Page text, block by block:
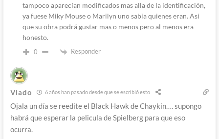
tampoco aparecían modificados mas alla de la identificación,
ya fuese Miky Mouse o Marilyn uno sabia quienes eran. Asi
que su obra podrá gustar mas o menos pero al menos era
honesto.
0 Responder
Vlado 6 años han pasado desde que se escribió esto
Ojala un día se reedite el Black Hawk de Chaykin…. supongo
habrá que esperar la pelicula de Spielberg para que eso
ocurra.